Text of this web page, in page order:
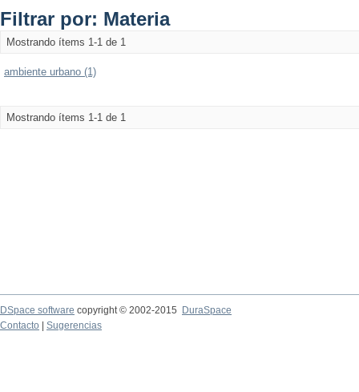
Filtrar por: Materia
Mostrando ítems 1-1 de 1
ambiente urbano (1)
Mostrando ítems 1-1 de 1
DSpace software copyright © 2002-2015
DuraSpace
Contacto
Sugerencias